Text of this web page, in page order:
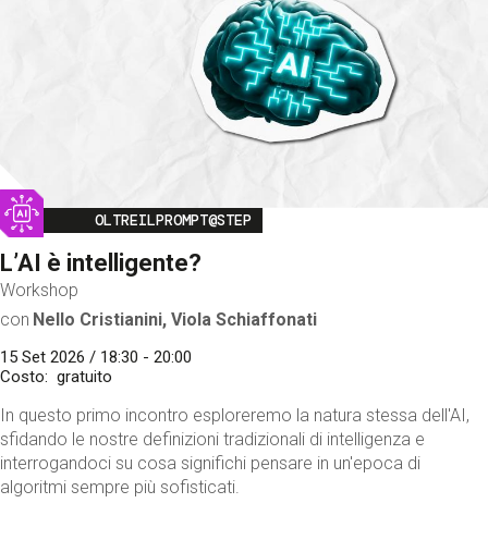
Image
OLTREILPROMPT@STEP
L’AI è intelligente?
Workshop
con Nello Cristianini, Viola Schiaffonati
15 Set 2026 / 18:30 - 20:00
Costo
gratuito
In questo primo incontro esploreremo la natura stessa dell'AI,
sfidando le nostre definizioni tradizionali di intelligenza e
interrogandoci su cosa significhi pensare in un'epoca di
algoritmi sempre più sofisticati.